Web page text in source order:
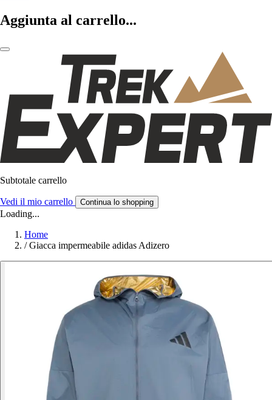
Aggiunta al carrello...
Subtotale carrello
Vedi il mio carrello Continua lo shopping
Loading...
Home
/ Giacca impermeabile adidas Adizero